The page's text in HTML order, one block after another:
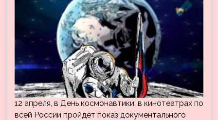
12 апреля, в День космонавтики, в кинотеатрах по
всей России пройдет показ документального